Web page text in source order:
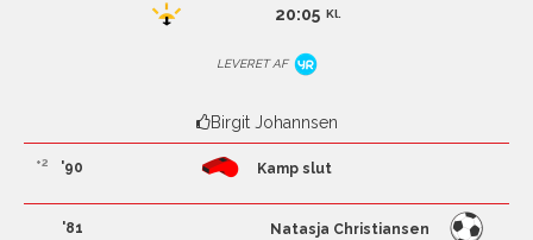
20:05 Kl.
LEVERET AF
Birgit Johannsen
'90
+2 Kamp slut
'81 Natasja Christiansen